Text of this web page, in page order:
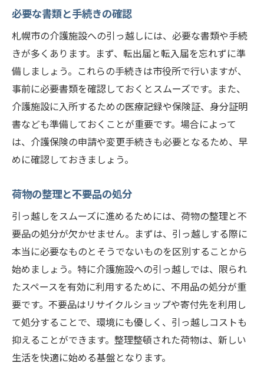
重要書類や貴重品の取り扱い
衣類や日用品のパック方法
電子機器や家具の梱包方法
ラベル付けとリスト作成のコツ
荷物の搬入と配置の段取り
札幌市内での引っ越しにおける移動手段の選び
方
公共交通機関の利用方法
レンタカーやタクシーの活用
引っ越し業者のトラック便
高齢者や介護者の移動支援サービス
緊急時の連絡先と対応方法
介護施設への引っ越しで避けるべきトラブルと
その対策
契約内容の確認とトラブル防止
荷物の紛失や破損を防ぐ方法
施設側とのコミュニケーション
引っ越し当日のトラブル対応
必要な書類と手続きの確認
札幌市の介護施設への引っ越しには、必要な書類や手続
きが多くあります。まず、転出届と転入届を忘れずに準
備しましょう。これらの手続きは市役所で行いますが、
事前に必要書類を確認しておくとスムーズです。また、
介護施設に入所するための医療記録や保険証、身分証明
書なども準備しておくことが重要です。場合によって
は、介護保険の申請や変更手続きも必要となるため、早
めに確認しておきましょう。
荷物の整理と不要品の処分
引っ越しをスムーズに進めるためには、荷物の整理と不
要品の処分が欠かせません。まずは、引っ越しする際に
本当に必要なものとそうでないものを区別することから
始めましょう。特に介護施設への引っ越しでは、限られ
たスペースを有効に利用するために、不用品の処分が重
要です。不要品はリサイクルショップや寄付先を利用し
て処分することで、環境にも優しく、引っ越しコストも
抑えることができます。整理整頓された荷物は、新しい
生活を快適に始める基盤となります。